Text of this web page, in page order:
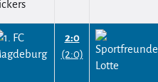
2:0
(2:0)